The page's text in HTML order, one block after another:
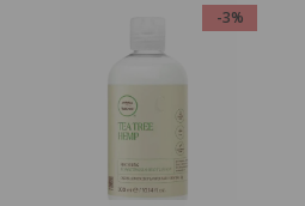
-3%